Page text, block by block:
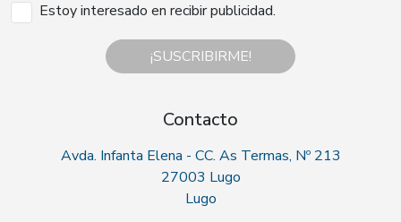
Estoy interesado en recibir publicidad.
¡SUSCRIBIRME!
Contacto
Avda. Infanta Elena - CC. As Termas, Nº 213
27003 Lugo
Lugo